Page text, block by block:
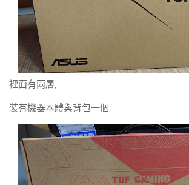
裡面有兩層,
裝有機器本體與背包一個,